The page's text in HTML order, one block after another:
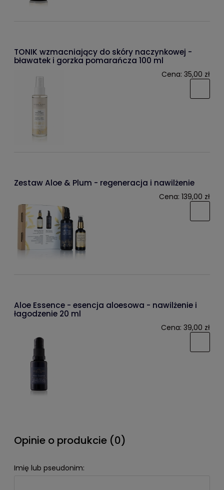
TONIK wzmacniający do skóry naczynkowej -
bławatek i gorzka pomarańcza 100 ml
Cena: 35,00 zł
Zestaw Aloe & Plum - regeneracja i nawilżenie
Cena: 139,00 zł
Aloe Essence - esencja aloesowa - nawilżenie i
łagodzenie 20 ml
Cena: 39,00 zł
Opinie o produkcie (0)
Imię lub pseudonim: